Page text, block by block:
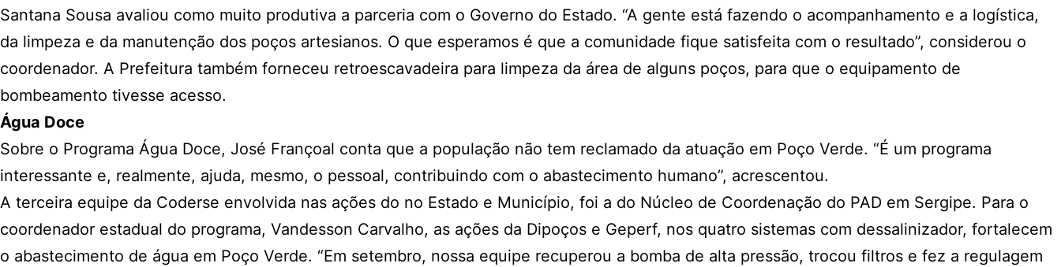
Santana Sousa avaliou como muito produtiva a parceria com o Governo do Estado. “A gente está fazendo o acompanhamento e a logística,
da limpeza e da manutenção dos poços artesianos. O que esperamos é que a comunidade fique satisfeita com o resultado”, considerou o
coordenador. A Prefeitura também forneceu retroescavadeira para limpeza da área de alguns poços, para que o equipamento de
bombeamento tivesse acesso.
Água Doce
Sobre o Programa Água Doce, José Françoal conta que a população não tem reclamado da atuação em Poço Verde. “É um programa
interessante e, realmente, ajuda, mesmo, o pessoal, contribuindo com o abastecimento humano”, acrescentou.
A terceira equipe da Coderse envolvida nas ações do no Estado e Município, foi a do Núcleo de Coordenação do PAD em Sergipe. Para o
coordenador estadual do programa, Vandesson Carvalho, as ações da Dipoços e Geperf, nos quatro sistemas com dessalinizador, fortalecem
o abastecimento de água em Poço Verde. “Em setembro, nossa equipe recuperou a bomba de alta pressão, trocou filtros e fez a regulagem